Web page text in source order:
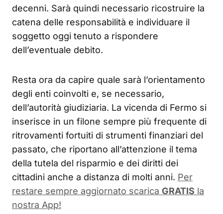
decenni. Sarà quindi necessario ricostruire la
catena delle responsabilità e individuare il
soggetto oggi tenuto a rispondere
dell’eventuale debito.
Resta ora da capire quale sarà l’orientamento
degli enti coinvolti e, se necessario,
dell’autorità giudiziaria. La vicenda di Fermo si
inserisce in un filone sempre più frequente di
ritrovamenti fortuiti di strumenti finanziari del
passato, che riportano all’attenzione il tema
della tutela del risparmio e dei diritti dei
cittadini anche a distanza di molti anni. Per
restare sempre aggiornato scarica GRATIS la
nostra App!